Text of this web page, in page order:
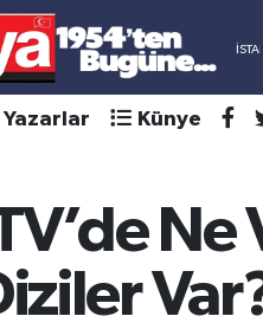
Yazarlar Künye